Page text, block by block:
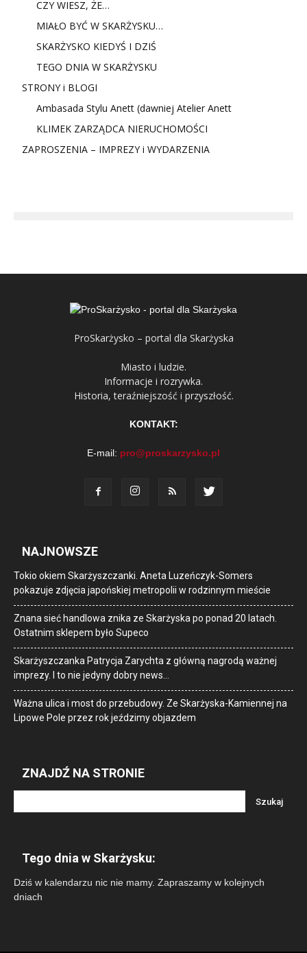
CZY WIESZ, ŻE…
MIAŁO BYĆ W SKARŻYSKU…
SKARŻYSKO KIEDYŚ I DZIŚ
TEGO DNIA W SKARŻYSKU
STRONY i BLOGI
Ambasada Stylu Anett (dawniej Atelier Anett
KLIMEK ZARZĄDCA NIERUCHOMOŚCI
ZAPROSZENIA – IMPREZY i WYDARZENIA
ProSkarżysko – portal dla Skarżyska
Miasto i ludzie.
Informacje i rozrywka.
Historia, teraźniejszość i przyszłość.
KONTAKT:
E-mail: pro@proskarzysko.pl
NAJNOWSZE
Tokio okiem Skarżyszczanki. Aneta Luzeńczyk-Somers
pokazuje zdjęcia japońskiej metropolii w rodzinnym mieście
Znana sieć handlowa znika ze Skarżyska po ponad 20 latach.
Ostatnim sklepem było Supeco
Skarżyszczanka Patrycja Zarychta z główną nagrodą ważnej
imprezy. I to nie jedyny dobry news…
Ważna ulica i most do przebudowy. Ze Skarżyska-Kamiennej na
Lipowe Pole przez rok jeździmy objazdem
ZNAJDŹ NA STRONIE
Tego dnia w Skarżysku:
Dziś w kalendarzu nic nie mamy. Zapraszamy w kolejnych
dniach